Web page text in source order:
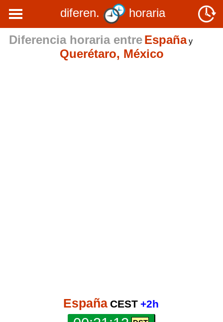
diferen.
horaria
Diferencia horaria entre Españay
Querétaro, México
España CEST +2h